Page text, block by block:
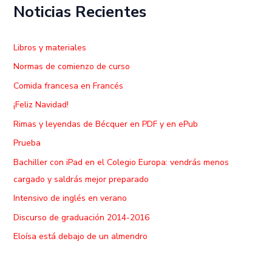
Noticias Recientes
Libros y materiales
Normas de comienzo de curso
Comida francesa en Francés
¡Feliz Navidad!
Rimas y leyendas de Bécquer en PDF y en ePub
Prueba
Bachiller con iPad en el Colegio Europa: vendrás menos
cargado y saldrás mejor preparado
Intensivo de inglés en verano
Discurso de graduación 2014-2016
Eloísa está debajo de un almendro